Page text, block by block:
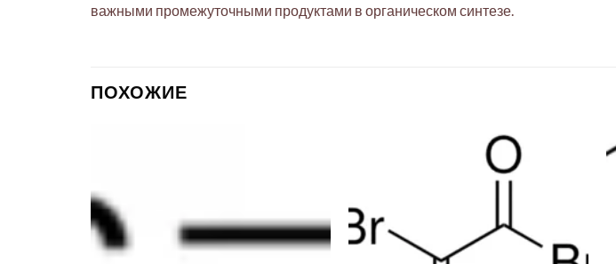
важными промежуточными продуктами в органическом синтезе.
ПОХОЖИЕ